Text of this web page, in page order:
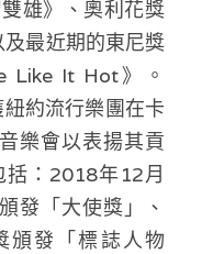
雄》、奧利花獎
最近期的東尼獎
Like It Hot》。
約流行樂團在卡
樂會以表揚其貢
：2018年12月
發「大使獎」、
頒發「標誌人物